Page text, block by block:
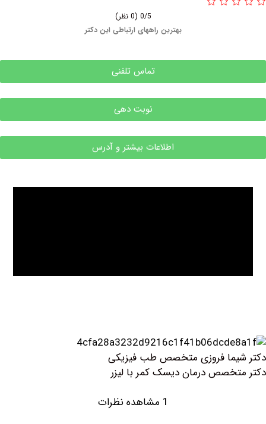
بهترین راههای ارتباطی این دکتر
تماس تلفنی
نوبت دهی
اطلاعات بیشتر و آدرس
فروزی متخصص طب فیزیکی
درمان دیسک کمر با لیزر